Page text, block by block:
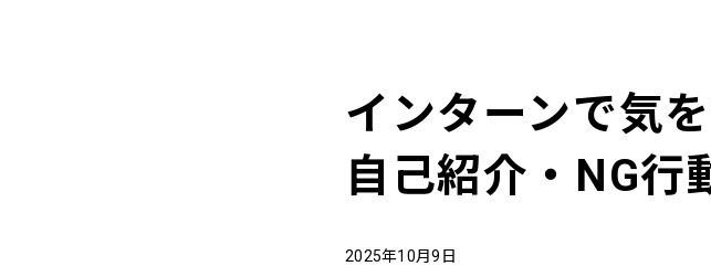
インターンで気
自己紹介・NG行
2025年10月9日